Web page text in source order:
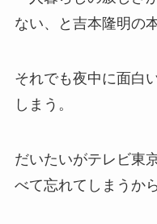
ない、と吉本隆明の
それでも夜中に面白
しまう。
だいたいがテレビ東
べて忘れてしまうか